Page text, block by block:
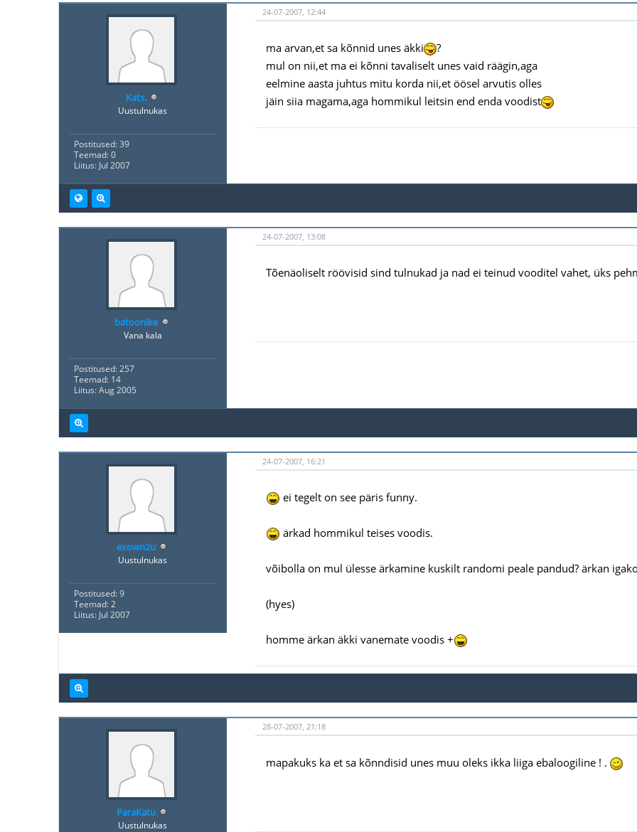
Kats.
Uustulnukas
Postitused: 39
Teemad: 0
Liitus: Jul 2007
24-07-2007, 12:44
ma arvan,et sa kõnnid unes äkki
?
mul on nii,et ma ei kõnni tavaliselt unes vaid räägin,aga
eelmine aasta juhtus mitu korda nii,et öösel arvutis olles
jäin siia magama,aga hommikul leitsin end enda voodist
batoonike
Vana kala
Postitused: 257
Teemad: 14
Liitus: Aug 2005
24-07-2007, 13:08
Tõenäoliselt röövisid sind tulnukad ja nad ei teinud vooditel vahet, üks
exown2u
Uustulnukas
Postitused: 9
Teemad: 2
Liitus: Jul 2007
24-07-2007, 16:21
ei tegelt on see päris funny.
ärkad hommikul teises voodis.
võibolla on mul ülesse ärkamine kuskilt randomi peale pandud? ärkan
(hyes)
homme ärkan äkki vanemate voodis +
ParaKatu
Uustulnukas
28-07-2007, 21:18
mapakuks ka et sa kõnndisid unes muu oleks ikka liiga ebaloogiline ! .